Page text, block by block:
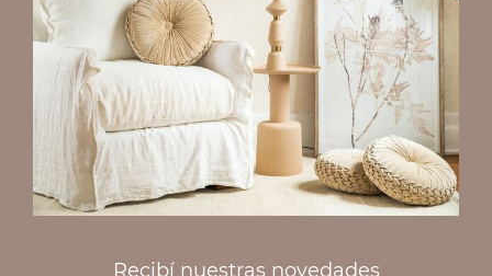
Recibí nuestras novedades